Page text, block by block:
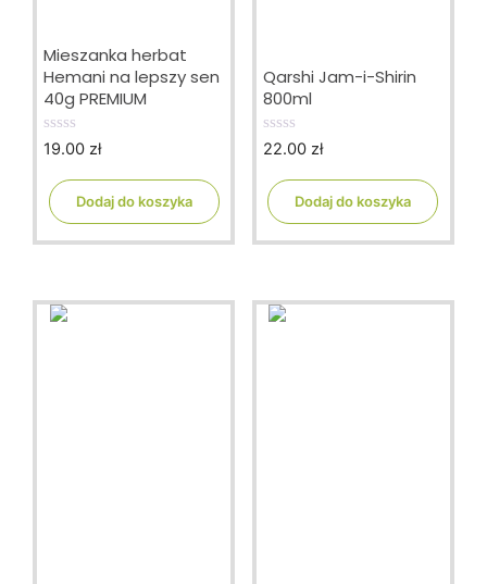
Mieszanka herbat
Hemani na lepszy sen
40g PREMIUM
0
o
5
19.00 zł
Dodaj do koszyka
Qarshi Jam-i-Shirin
800ml
0
o
5
22.00 zł
Dodaj do koszyka